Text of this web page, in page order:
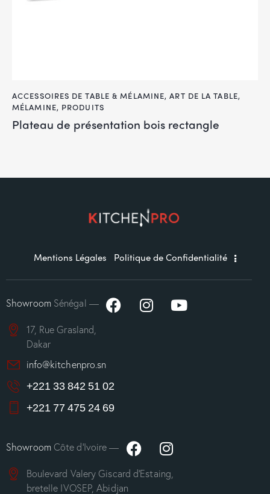
ACCESSOIRES DE TABLE & MÉLAMINE,ART DE LA TABLE,
MÉLAMINE, PRODUITS
Plateau de présentation bois rectangle
Mentions Légales Politique de Confidentialité
ShowroomSénégal —
17, Rue Grasland,
Dakar
info@kitchenpro.sn
+221 33 842 51 02
+221 77 475 24 69
ShowroomCôte d’Ivoire —
Boulevard Valery Giscard d’Estaing,
bretelle IVOSEP, Abidjan